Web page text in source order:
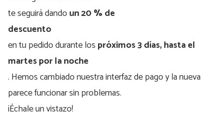
te seguirá dando un 20 % de
descuento
en tu pedido durante los próximos 3 días, hasta el
martes por la noche
. Hemos cambiado nuestra interfaz de pago y la nueva
parece funcionar sin problemas.
¡Échale un vistazo!